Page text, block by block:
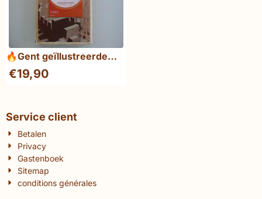
🔥Gent geïllustreerde
gids (1949) - Historische
stadsgids met kaart en
€19,90
Service client
Betalen
Privacy
Gastenboek
Sitemap
conditions générales